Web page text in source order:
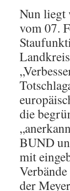
Nun liegt
vom 07.
die
BUND
mit
der